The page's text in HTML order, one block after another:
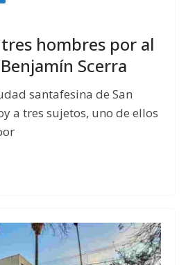
hombres por al
Scerra
santafesina de San
a tres sujetos, uno de ellos